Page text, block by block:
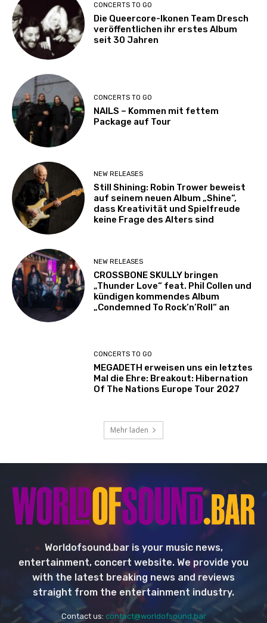
CONCERTS TO GO
Die Queercore-Ikonen Team Dresch
veröffentlichen ihr erstes Album
seit 30 Jahren
CONCERTS TO GO
NAILS – Kommen mit fettem
Package auf Tour
NEW RELEASES
Still Shining: Robin Trower beweist
auf seinem neuen Album „Shine“,
dass Kreativität und Spielfreude
keine Frage des Alters sind
NEW RELEASES
CROSSBONE SKULLY bringen
„Thunder Love“ feat. Phil Collen und
kündigen kommendes Album
„Condemned To Rock’n’Roll“ an
CONCERTS TO GO
MEGADETH erweisen uns ein letztes
Mal die Ehre: Breakout: Hibernation
Of The Nations Europe Tour 2027
Mehr laden
Worldofsound.bar is your music news,
entertainment, concert website. We provide you
with the latest breaking news and reviews
straight from the entertainment industry.
Contact us: contact@worldofsound.bar